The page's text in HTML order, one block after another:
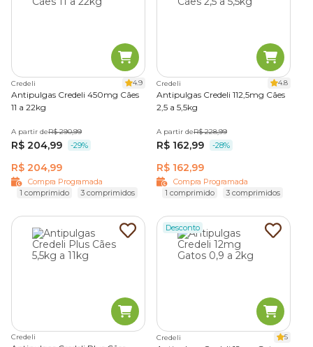
Credeli 4.9
Antipulgas Credeli 450mg Cães
11 a 22kg
A partir deR$ 290,99
R$ 204,99 -29%
R$ 204,99
Compra Programada
1 comprimido
3 comprimidos
Credeli 4.8
Antipulgas Credeli 112,5mg Cães
2,5 a 5,5kg
A partir deR$ 228,99
R$ 162,99 -28%
R$ 162,99
Compra Programada
1 comprimido
3 comprimidos
Credeli
Desconto
Credeli 5